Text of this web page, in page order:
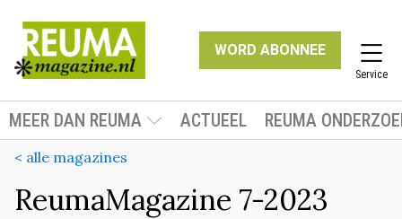
WORD ABONNEE
Service
MEER DAN REUMA ACTUEEL REUMA
< alle magazines
ReumaMagazine 7-2023